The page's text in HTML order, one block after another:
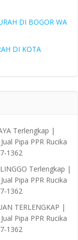
DI BOGOR WA
DI KOTA
Terlengkap |
Jual Pipa PPR Rucika
1362
Terlengkap |
Jual Pipa PPR Rucika
1362
TERLENGKAP |
Jual Pipa PPR Rucika
1362